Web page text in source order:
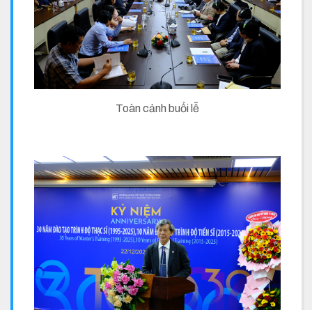
Toàn cảnh buổi lễ